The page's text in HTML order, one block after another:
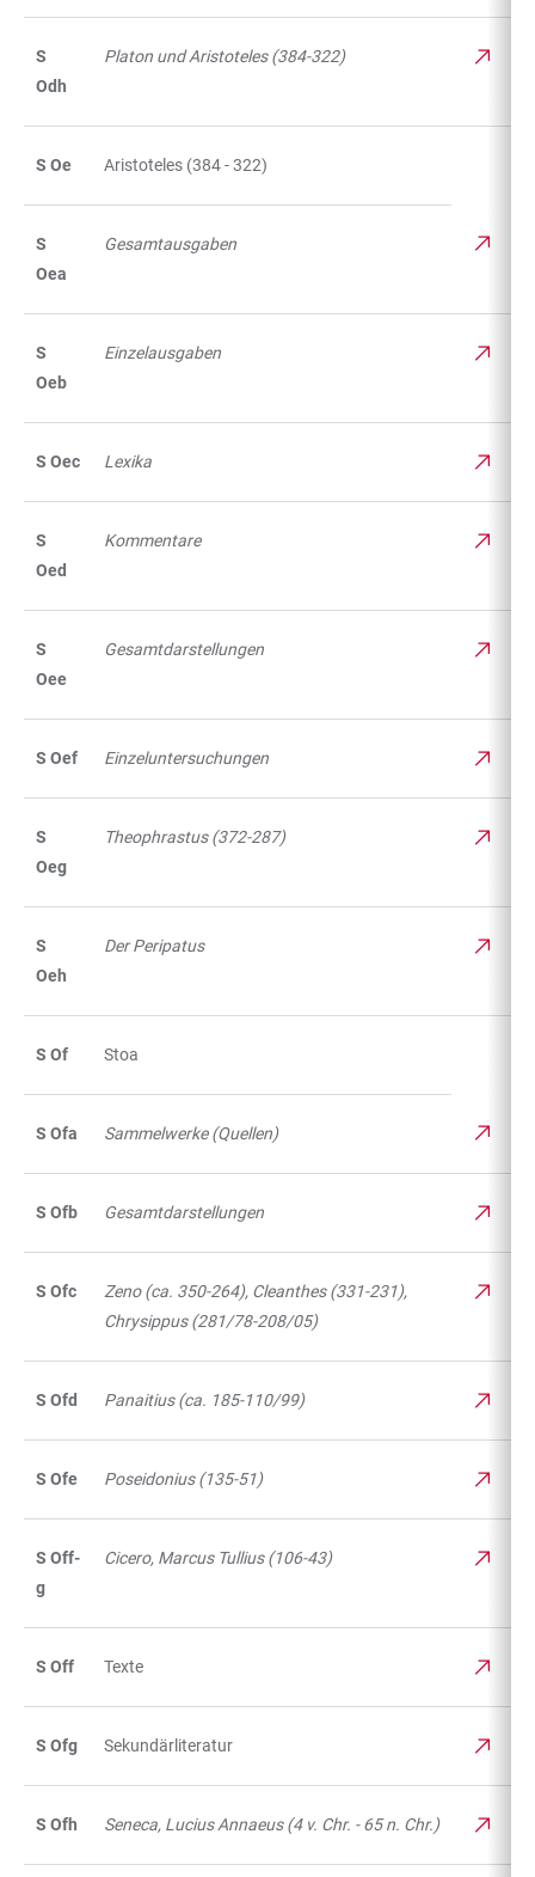
S
Odh
Platon und Aristoteles (384-322)
S Oe Aristoteles (384 - 322)
S
Oea
Gesamtausgaben
S
Oeb
Einzelausgaben
S Oec Lexika
S
Oed
Kommentare
S
Oee
Gesamtdarstellungen
S Oef Einzeluntersuchungen
S
Oeg
Theophrastus (372-287)
S
Oeh
Der Peripatus
S Of Stoa
S Ofa Sammelwerke (Quellen)
S Ofb Gesamtdarstellungen
S Ofc
Zeno (ca. 350-264), Cleanthes (331-231),
Chrysippus (281/78-208/05)
S Ofd Panaitius (ca. 185-110/99)
S Ofe Poseidonius (135-51)
S Off-
g
Cicero, Marcus Tullius (106-43)
S Off Texte
S Ofg Sekundärliteratur
S Ofh Seneca, Lucius Annaeus (4 v. Chr. - 65 n. Chr.)